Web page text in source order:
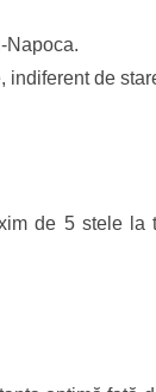
Napoca.
indiferent de
de 5 stele la